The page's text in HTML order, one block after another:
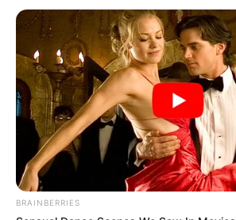
BRAINBERRIES